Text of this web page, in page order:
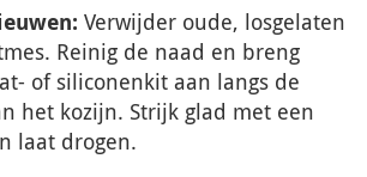
Verwijder oude, losgelaten
Reinig de naad en breng
of siliconenkit aan langs de
het kozijn. Strijk glad met een
laat drogen.